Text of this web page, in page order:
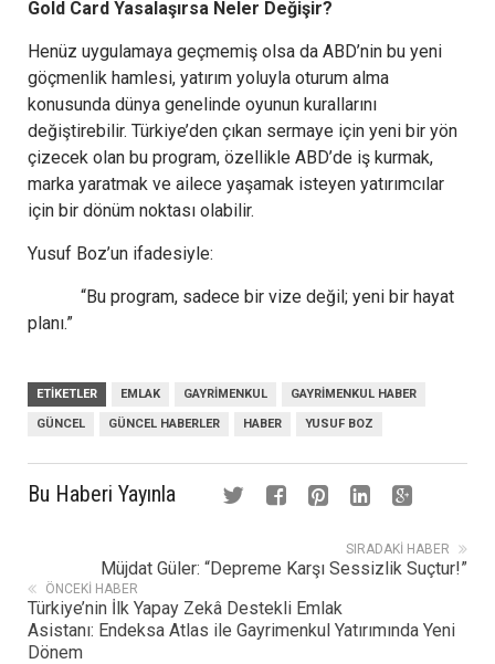
Gold Card Yasalaşırsa Neler Değişir?
Henüz uygulamaya geçmemiş olsa da ABD’nin bu yeni
göçmenlik hamlesi, yatırım yoluyla oturum alma
konusunda dünya genelinde oyunun kurallarını
değiştirebilir. Türkiye’den çıkan sermaye için yeni bir yön
çizecek olan bu program, özellikle ABD’de iş kurmak,
marka yaratmak ve ailece yaşamak isteyen yatırımcılar
için bir dönüm noktası olabilir.
Yusuf Boz’un ifadesiyle:
“Bu program, sadece bir vize değil; yeni bir hayat
planı.”
ETIKETLER EMLAK GAYRIMENKUL GAYRIMENKUL HABER
GÜNCEL GÜNCEL HABERLER HABER YUSUF BOZ
Bu Haberi Yayınla
SIRADAKI HABER
Müjdat Güler: “Depreme Karşı Sessizlik Suçtur!”
ÖNCEKI HABER
Türkiye’nin İlk Yapay Zekâ Destekli Emlak
Asistanı: Endeksa Atlas ile Gayrimenkul Yatırımında Yeni
Dönem